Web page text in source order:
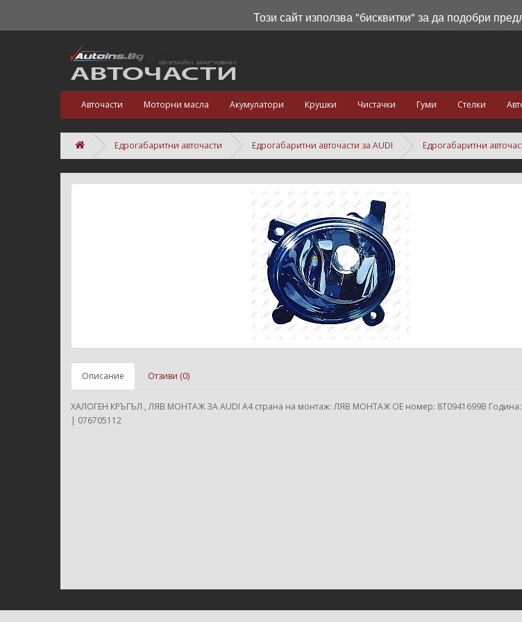
Авточасти Моторни масла Акумулатори Крушки Чистачки Гуми Стелки
Едрогабаритни авточасти Едрогабаритни авточасти за AUDI Едрогабаритни
Описание Отзиви (0)
ХАЛОГЕН КРЪГЪЛ , ЛЯВ МОНТАЖ ЗА AUDI A4 страна на монтаж: ЛЯВ МОНТАЖ ОЕ номер: 8T0941699B Година:
| 076705112
Този сайт използва "бисквитки" за да подобри